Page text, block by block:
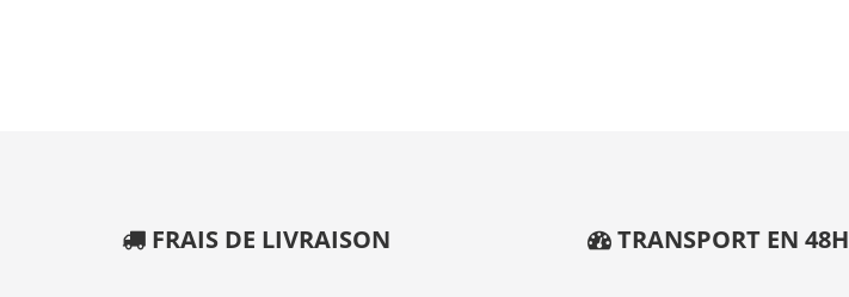
FRAIS DE LIVRAISON TRANSPORT EN 48H